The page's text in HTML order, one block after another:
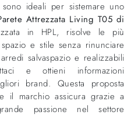
ideali per sistemare uno
Attrezzata Living T05 di
in HPL, risolve le più
e stile senza rinunciare
salvaspazio e realizzabili
e ottieni informazioni
brand. Questa proposta
il marchio assicura grazie a
passione nel settore